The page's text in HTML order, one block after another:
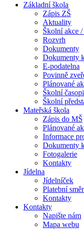
Základní škola
Zápis ZŠ
Aktuality
Školní akce
Rozvrh
Dokumenty
Dokumenty
E-podatelna
Povinně
Plánované
Školní
Školní
Mateřská škola
Zápis do MŠ
Plánované
Informace
Dokumenty
Fotogalerie
Kontakty
Jídelna
Jídelníček
Platební
Kontakty
Kontakty
Napište nám
Mapa webu